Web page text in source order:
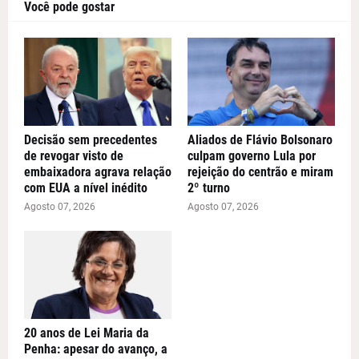
Você pode gostar
Decisão sem precedentes
de revogar visto de
embaixadora agrava relação
com EUA a nível inédito
Agosto 07, 2026
Aliados de Flávio Bolsonaro
culpam governo Lula por
rejeição do centrão e miram
2º turno
Agosto 07, 2026
20 anos de Lei Maria da
Penha: apesar do avanço, a